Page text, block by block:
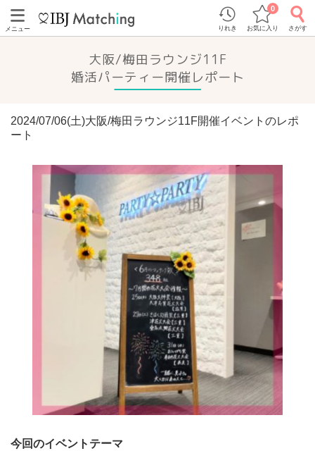
メニュー りれき お気に入り
0
さがす
大阪/梅田ラウンジ11F
婚活パーティー開催レポート
2024/07/06(土)大阪/梅田ラウンジ11F開催イベントのレポ
ート
今回のイベントテーマ